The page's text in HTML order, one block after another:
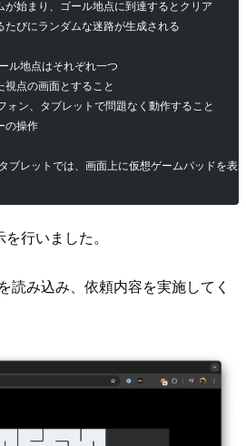
始まり、ゴール地点に到達するとクリア
びにランダムな迷路が生成される
ル地点はそれぞれ一つ
点の画面とすること
ォン、タブレットで問題なく動作すること
の操作
ブレットでは、画面上に仮想ゲームパッドを表
行いました。
読み込み、依頼内容を実施してく